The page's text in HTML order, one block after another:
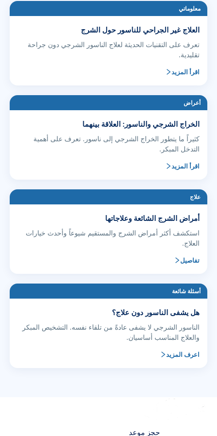
معلوماتي
العلاج غير الجراحي للناسور حول الشرج
تعرف على التقنيات الحديثة لعلاج الناسور الشرجي دون جراحة
تقليدية.
اقرأ المزيد
أعراض
الخراج الشرجي والناسور: العلاقة بينهما
كثيراً ما يتطور الخراج الشرجي إلى ناسور. تعرف على أهمية
التدخل المبكر.
اقرأ المزيد
علاج
أمراض الشرج الشائعة وعلاجاتها
استكشف أكثر أمراض الشرج والمستقيم شيوعاً وأحدث خيارات
العلاج.
تفاصيل
أسئلة شائعة
هل يشفى الناسور دون علاج؟
الناسور الشرجي لا يشفى عادةً من تلقاء نفسه. التشخيص المبكر
والعلاج المناسب أساسيان.
اعرف المزيد
حجز موعد